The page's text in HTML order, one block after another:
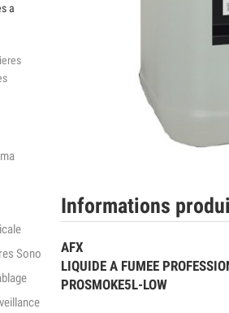
a
Sono
Informations
AFX
LIQUIDE A FUMEE
PROSMOKE5L-LOW